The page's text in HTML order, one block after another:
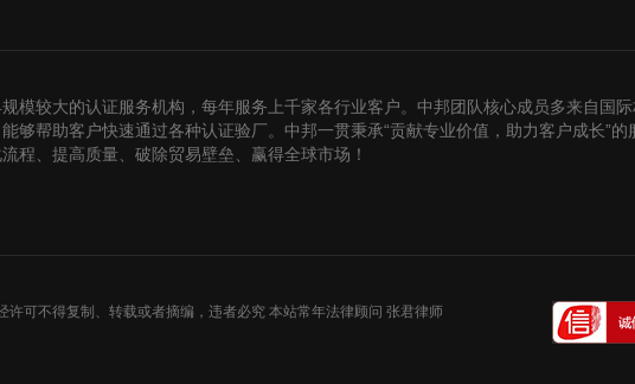
模较大的认证服务机构，每年服务上千家各行业客户。中邦团队核心成员多来自国
够帮助客户快速通过各种认证验厂。中邦一贯秉承“贡献专业价值，助力客户成长”
程、提高质量、破除贸易壁垒、赢得全球市场！
许可不得复制、转载或者摘编，违者必究 本站常年法律顾问 张君律师